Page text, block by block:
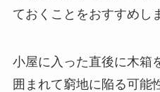
ておくことをおすすめし
小屋に入った直後に木箱
囲まれて窮地に陥る可能